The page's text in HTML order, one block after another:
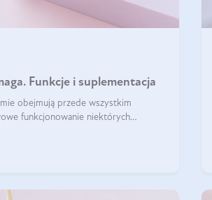
Funkcje i suplementacja
obejmują przede wszystkim
funkcjonowanie niektórych